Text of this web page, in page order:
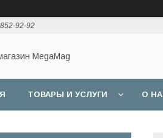
92-92
MegaMag
ТОВАРЫ И УСЛУГИ О